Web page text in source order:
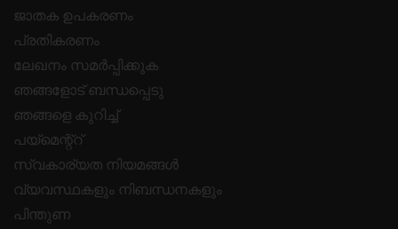
ജാതക ഉപകരണം
പ്രതികരണം
ലേഖനം സമർപ്പിക്കുക
ഞങ്ങളോട് ബന്ധപ്പെടു
ഞങ്ങളെ കുറിച്ച്
പയ്മെന്റ്റ്
സ്വകാര്യത നിയമങ്ങൾ
വ്യവസ്ഥകളും നിബന്ധനകളും
പിന്തുണ